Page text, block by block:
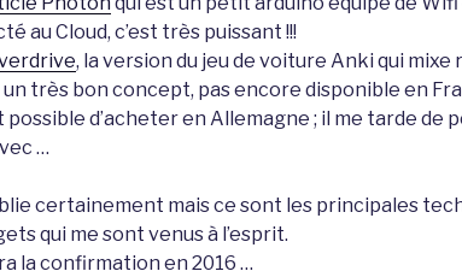
au Cloud, c’est très puissant !!!
, la version du jeu de voiture Anki qui mixe
très bon concept, pas encore disponible en
possible d’acheter en Allemagne ; il me tarde de
…
certainement mais ce sont les principales
qui me sont venus à l’esprit.
la confirmation en 2016 …